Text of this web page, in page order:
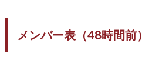
メンバー表（48時間前）